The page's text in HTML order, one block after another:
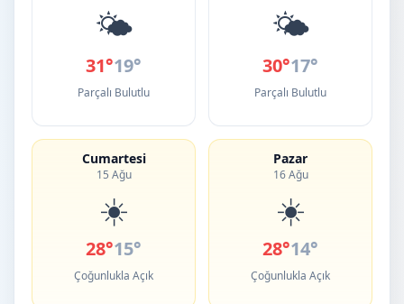
🌤️
31°19°
Parçalı Bulutlu
🌤️
30°17°
Parçalı Bulutlu
Cumartesi
15 Ağu
☀️
28°15°
Çoğunlukla Açık
Pazar
16 Ağu
☀️
28°14°
Çoğunlukla Açık